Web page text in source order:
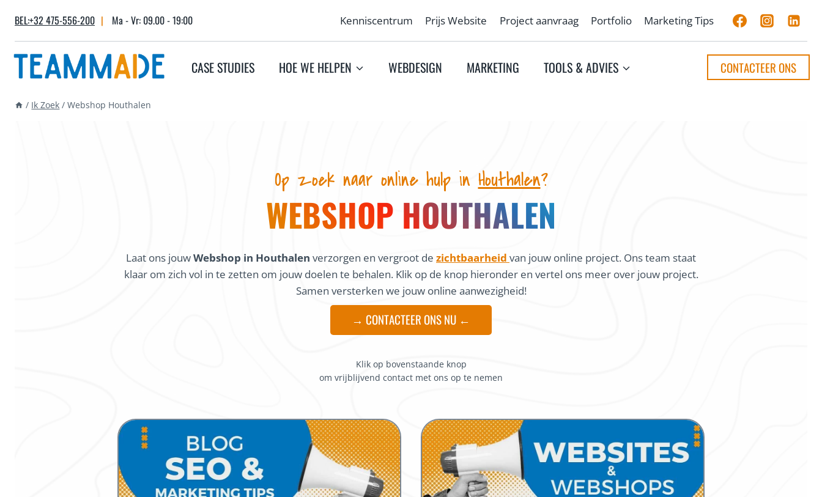
content
BEL:+32 475-556-200 | Ma - Vr: 09.00 - 19:00 Kenniscentrum Prijs Website Project aanvraag Portfolio Marketing Tips
CASE STUDIES HOE WE HELPEN WEBDESIGN MARKETING TOOLS & ADVIES CONTACTEER ONS
/ Ik Zoek / Webshop Houthalen
Op zoek naar online hulp inHouthalen?
WEBSHOP HOUTHALEN
Laat ons jouwWebshop in Houthalen verzorgen en vergroot de zichtbaarheid van jouw online project. Ons team staat
klaar om zich vol in te zetten om jouw doelen te behalen. Klik op de knop hieronder en vertel ons meer over jouw project.
Samen versterken we jouw online aanwezigheid!
→ CONTACTEER ONS NU ←
Klik op bovenstaande knop
om vrijblijvend contact met ons op te nemen